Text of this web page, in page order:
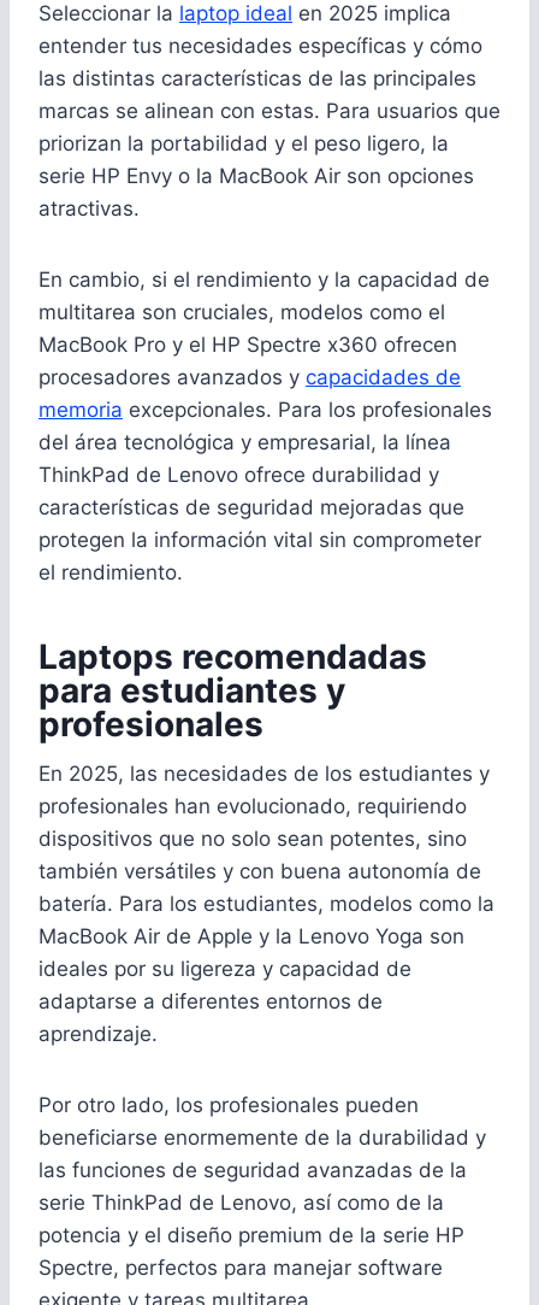
Seleccionar la laptop ideal en 2025 implica
entender tus necesidades específicas y cómo
las distintas características de las principales
marcas se alinean con estas. Para usuarios que
priorizan la portabilidad y el peso ligero, la
serie HP Envy o la MacBook Air son opciones
atractivas.
En cambio, si el rendimiento y la capacidad de
multitarea son cruciales, modelos como el
MacBook Pro y el HP Spectre x360 ofrecen
procesadores avanzados y capacidades de
memoria excepcionales. Para los profesionales
del área tecnológica y empresarial, la línea
ThinkPad de Lenovo ofrece durabilidad y
características de seguridad mejoradas que
protegen la información vital sin comprometer
el rendimiento.
Laptops recomendadas
para estudiantes y
profesionales
En 2025, las necesidades de los estudiantes y
profesionales han evolucionado, requiriendo
dispositivos que no solo sean potentes, sino
también versátiles y con buena autonomía de
batería. Para los estudiantes, modelos como la
MacBook Air de Apple y la Lenovo Yoga son
ideales por su ligereza y capacidad de
adaptarse a diferentes entornos de
aprendizaje.
Por otro lado, los profesionales pueden
beneficiarse enormemente de la durabilidad y
las funciones de seguridad avanzadas de la
serie ThinkPad de Lenovo, así como de la
potencia y el diseño premium de la serie HP
Spectre, perfectos para manejar software